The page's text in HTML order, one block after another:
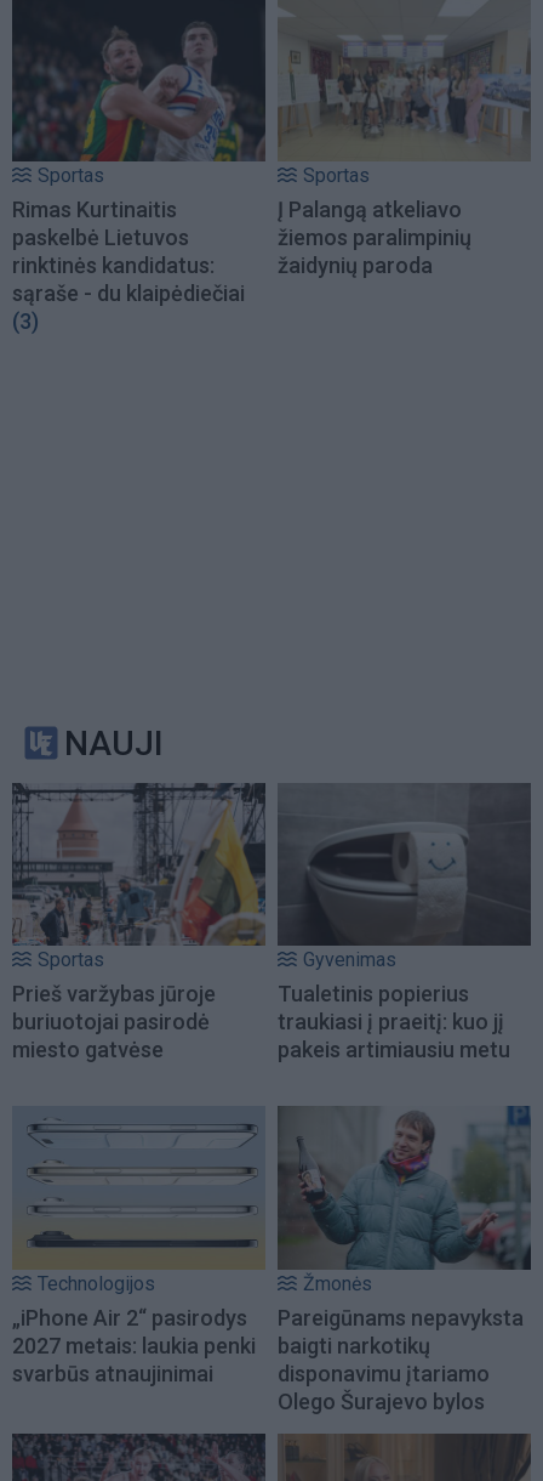
Sportas
Rimas Kurtinaitis
paskelbė Lietuvos
rinktinės kandidatus:
sąraše - du klaipėdiečiai
(3)
Sportas
Į Palangą atkeliavo
žiemos paralimpinių
žaidynių paroda
NAUJI
Sportas
Prieš varžybas jūroje
buriuotojai pasirodė
miesto gatvėse
Gyvenimas
Tualetinis popierius
traukiasi į praeitį: kuo jį
pakeis artimiausiu metu
Technologijos
„iPhone Air 2“ pasirodys
2027 metais: laukia penki
svarbūs atnaujinimai
Žmonės
Pareigūnams nepavyksta
baigti narkotikų
disponavimu įtariamo
Olego Šurajevo bylos